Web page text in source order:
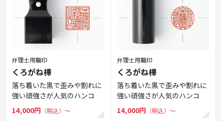
弁理士用職印
くろがね樺
落ち着いた黒で歪みや割れに
強い頑強さが人気のハンコ
14,000円 （税込）〜
弁理士用職印
くろがね樺
落ち着いた黒で歪みや割れに
強い頑強さが人気のハンコ
14,000円 （税込）〜